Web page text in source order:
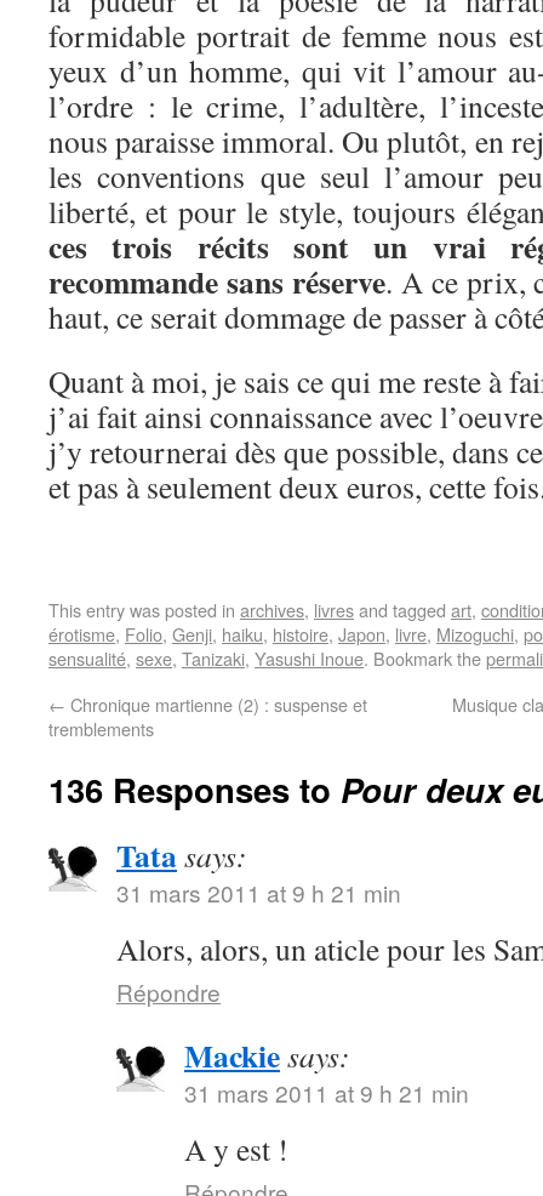
formidable portrait de femme nous
yeux d’un homme, qui vit l’amour
l’ordre : le crime, l’adultère,
nous paraisse immoral. Ou plutôt, en
les conventions que seul l’amour
liberté, et pour le style, toujours
ces trois récits sont un vrai
recommande sans réserve. A ce prix,
haut, ce serait dommage de passer à
Quant à moi, je sais ce qui me reste à
j’ai fait ainsi connaissance avec
j’y retournerai dès que possible, dans
et pas à seulement deux euros, cette
This entry was posted in archives, livresand tagged art,
érotisme, Folio, Genji, haiku, histoire, Japon, livre, Mizoguchi,
sensualité, sexe, Tanizaki, Yasushi Inoue. Bookmark the
← Chronique martienne (2) : suspense et
tremblements
Musique
136 Responses to Pour deux
Tatasays:
31 mars 2011 at 9 h 21 min
Alors, alors, un aticle pour les
Répondre
Mackiesays:
31 mars 2011 at 9 h 21 min
A y est !